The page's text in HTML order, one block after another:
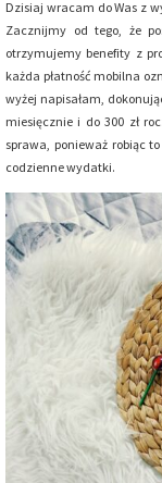
Dzisiaj wracam do Was z
Zacznijmy od tego, że
otrzymujemy benefity z
każda płatność mobilna
wyżej napisałam,
miesięcznie i do 300 zł
sprawa, ponieważ robiąc
codzienne wydatki.